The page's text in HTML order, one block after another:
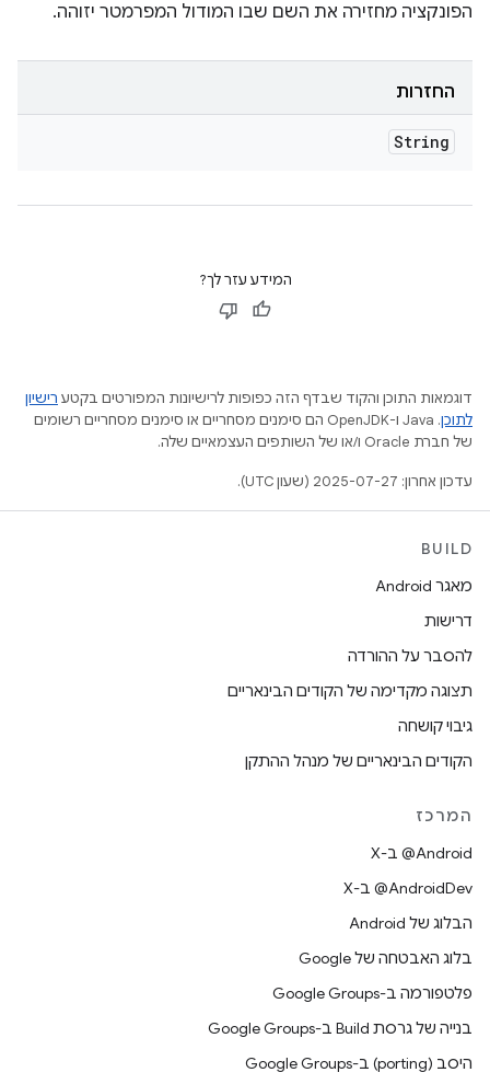
הפונקציה מחזירה את השם שבו המודול המפרמטר יזוהה.
החזרות
String
המידע עזר לך?
דוגמאות התוכן והקוד שבדף הזה כפופות לרישיונות המפורטים בקטע רישיון
לתוכן
.‏ Java ו-OpenJDK הם סימנים מסחריים או סימנים מסחריים רשומים
של חברת Oracle ו/או של השותפים העצמאיים שלה.
עדכון אחרון: 2025-07-27 (שעון UTC).
BUILD
מאגר Android
דרישות
להסבר על ההורדה
תצוגה מקדימה של הקודים הבינאריים
גיבוי קושחה
הקודים הבינאריים של מנהל ההתקן
המרכז
‫‎@Android ב-X
‫‎@AndroidDev ב-X
הבלוג של Android
בלוג האבטחה של Google
פלטפורמה ב-Google Groups
בנייה של גרסת Build ב-Google Groups
היסב (porting) ב-Google Groups